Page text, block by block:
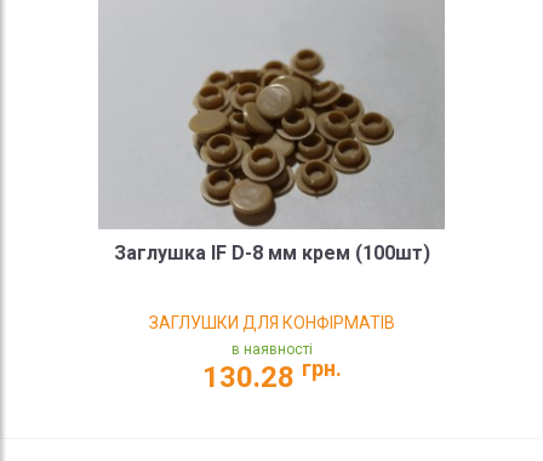
Заглушка IF D-8 мм крем (100шт)
ЗАГЛУШКИ ДЛЯ КОНФІРМАТІВ
в наявності
130.28 грн.